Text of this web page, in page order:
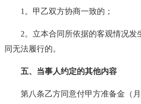
1。甲乙双方协商一致的；
2。立本合同所依据的客观情况发
同无法履行的。
五、当事人约定的其他内容
第八条乙方同意付甲方准备金（月